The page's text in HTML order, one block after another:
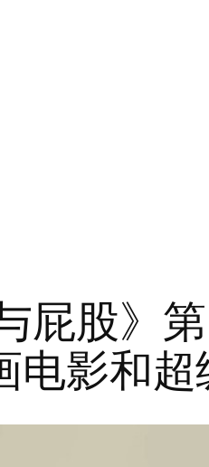
屁股》
电影和超